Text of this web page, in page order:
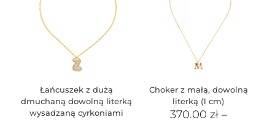
Łańcuszek z dużą
dmuchaną dowolną literką
wysadzaną cyrkoniami
Choker z małą, dowolną
literką (1 cm)
370.00 zł–